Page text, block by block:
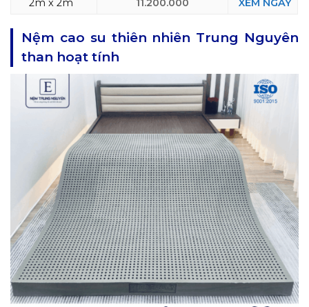
2m x 2m 11.200.000 XEM NGAY
Nệm cao su thiên nhiên Trung Nguyên
than hoạt tính